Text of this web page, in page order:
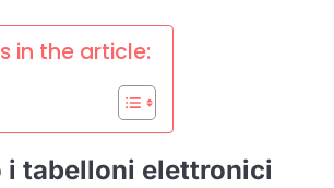
in the article:
i tabelloni elettronici